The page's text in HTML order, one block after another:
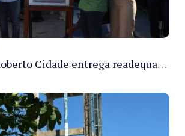
Governador Roberto Cidade entrega readequação do ambulatório da FCecon e amplia capacidade de atendimento oncológico em Manaus